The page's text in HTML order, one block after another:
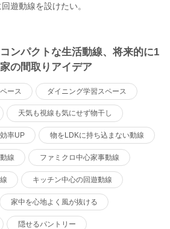
遊動線を設けたい。
ンパクトな生活動線、将来的に1
の間取りアイデア
ース ダイニング学習スペース
天気も視線も気にせず物干し
率UP 物をLDKに持ち込まない動線
線 ファミクロ中心家事動線
キッチン中心の回遊動線
家中を心地よく風が抜ける
隠せるパントリー